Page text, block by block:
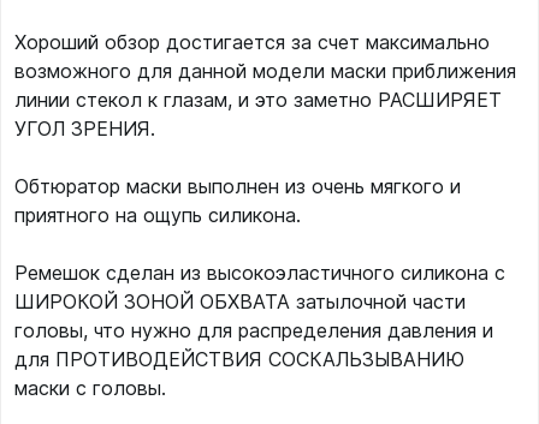
Хороший обзор достигается за счет максимально
возможного для данной модели маски приближения
линии стекол к глазам, и это заметно РАСШИРЯЕТ
УГОЛ ЗРЕНИЯ.
Обтюратор маски выполнен из очень мягкого и
приятного на ощупь силикона.
Ремешок сделан из высокоэластичного силикона с
ШИРОКОЙ ЗОНОЙ ОБХВАТА затылочной части
головы, что нужно для распределения давления и
для ПРОТИВОДЕЙСТВИЯ СОСКАЛЬЗЫВАНИЮ
маски с головы.